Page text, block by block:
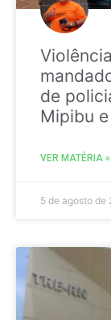
de
Mipibu
VER MATÉRIA »
5 de agosto de